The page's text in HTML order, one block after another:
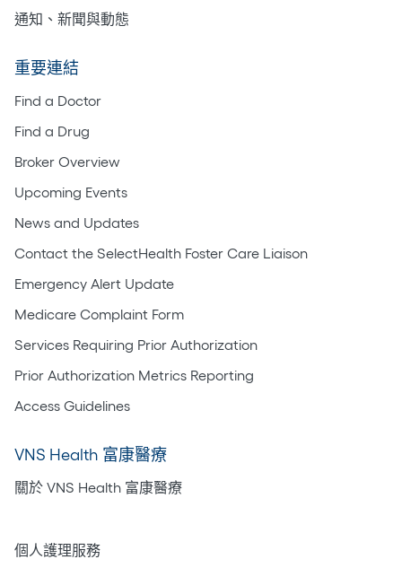
通知、新聞與動態
重要連結
Find a Doctor
Find a Drug
Broker Overview
Upcoming Events
News and Updates
Contact the SelectHealth Foster Care Liaison
Emergency Alert Update
Medicare Complaint Form
Services Requiring Prior Authorization
Prior Authorization Metrics Reporting
Access Guidelines
VNS Health 富康醫療
關於 VNS Health 富康醫療
個人護理服務